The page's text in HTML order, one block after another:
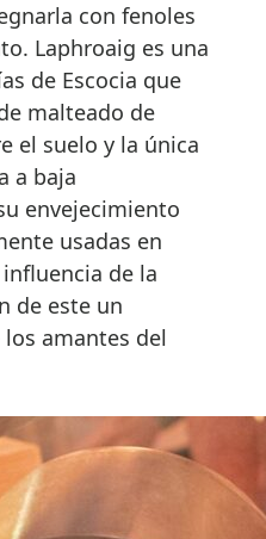
con fenoles
Laphroaig es una
de Escocia que
malteado de
el suelo y la única
a baja
envejecimiento
usadas en
influencia de la
de este un
amantes del